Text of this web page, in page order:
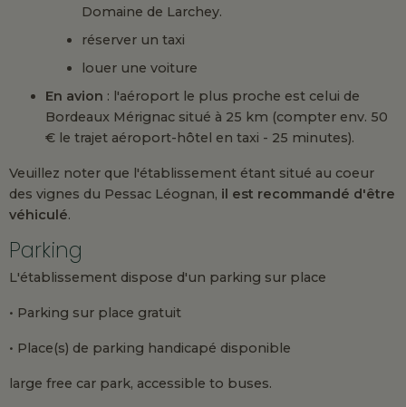
Domaine de Larchey.
réserver un taxi
louer une voiture
En avion : l'aéroport le plus proche est celui de
Bordeaux Mérignac situé à 25 km (compter env. 50
€ le trajet aéroport-hôtel en taxi - 25 minutes).
Veuillez noter que l'établissement étant situé au coeur
des vignes du Pessac Léognan, il est recommandé d'être
véhiculé.
Parking
L'établissement dispose d'un parking sur place
• Parking sur place gratuit
• Place(s) de parking handicapé disponible
large free car park, accessible to buses.